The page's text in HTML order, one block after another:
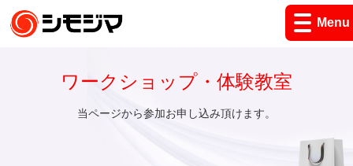
Menu
ワークショップ・体験教室
当ページから参加お申し込み頂けます。